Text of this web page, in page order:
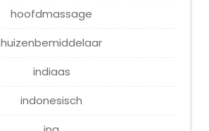
hoofdmassage
huizenbemiddelaar
indiaas
indonesisch